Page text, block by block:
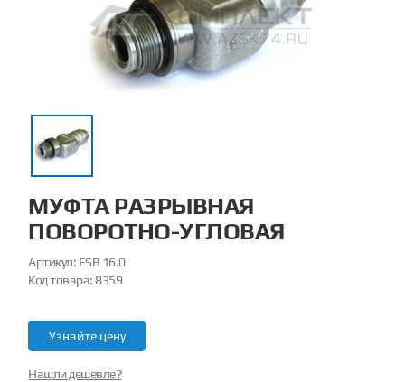
МУФТА РАЗРЫВНАЯ
ПОВОРОТНО-УГЛОВАЯ
Артикул: ESB 16.0
Код товара:8359
Узнайте цену
Нашли дешевле?